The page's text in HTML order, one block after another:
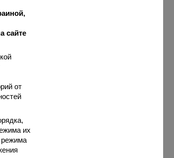
сайте
от
их
режима